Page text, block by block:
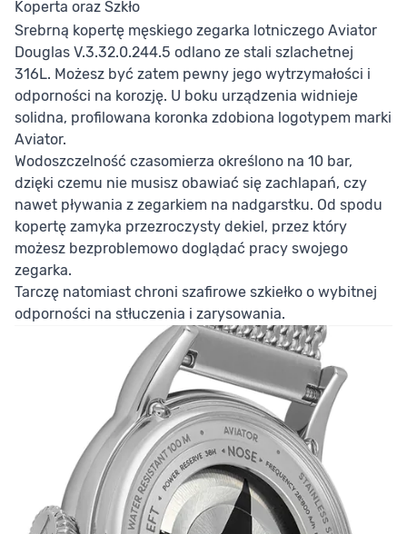
Koperta oraz Szkło
Srebrną kopertę męskiego zegarka lotniczego Aviator
Douglas V.3.32.0.244.5 odlano ze stali szlachetnej
316L. Możesz być zatem pewny jego wytrzymałości i
odporności na korozję. U boku urządzenia widnieje
solidna, profilowana koronka zdobiona logotypem marki
Aviator.
Wodoszczelność czasomierza określono na 10 bar,
dzięki czemu nie musisz obawiać się zachlapań, czy
nawet pływania z zegarkiem na nadgarstku. Od spodu
kopertę zamyka przezroczysty dekiel, przez który
możesz bezproblemowo doglądać pracy swojego
zegarka.
Tarczę natomiast chroni szafirowe szkiełko o wybitnej
odporności na stłuczenia i zarysowania.